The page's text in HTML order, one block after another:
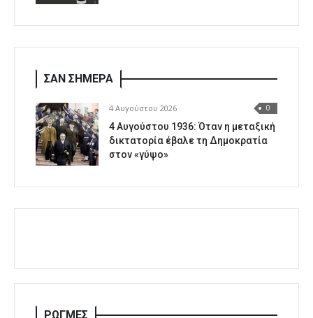
ΣΑΝ ΣΗΜΕΡΑ
4 Αυγούστου 2026 0
4 Αυγούστου 1936: Όταν η μεταξική
δικτατορία έβαλε τη Δημοκρατία
στον «γύψο»
ΡΩΓΜΕΣ